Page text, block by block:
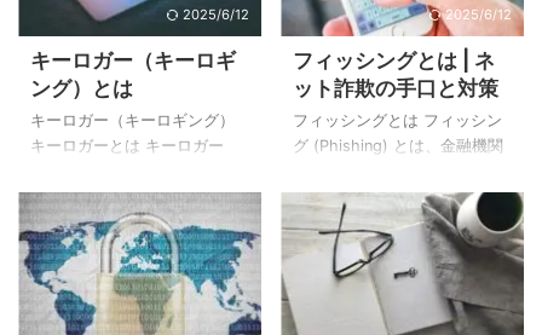
2025/6/12
キーロガー（キーロギ
ング）とは
キーロガー（キーロギング）
キーロガーとは キーロガー
ボード操作による入力情報を
記録するソフトウェアやハー
ドウェアの総称のことです。
本来キーロガーは、デバッグ
作業や通信ログなどを確認・
解析するために用いられてき
2025/6/12
フィッシングとは | ネ
ット詐欺の手口と対策
フィッシングとは フィッシン
グ (Phishing) とは、金融機関
社）や有名企業（Googleや
Twitter等）、公共機関などに
なりすましメールやショート
メッセージ (SMS) を送信し、
正規サイトそっくりの偽のサ
イトに誘導することで、アカ